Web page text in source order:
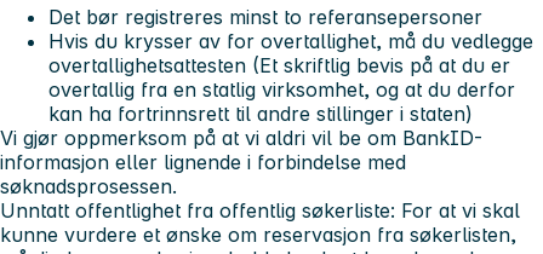
Det bør registreres minst to referansepersoner
Hvis du krysser av for overtallighet, må du vedlegge
overtallighetsattesten (Et skriftlig bevis på at du er
overtallig fra en statlig virksomhet, og at du derfor
kan ha fortrinnsrett til andre stillinger i staten)
Vi gjør oppmerksom på at vi aldri vil be om BankID-
informasjon eller lignende i forbindelse med
søknadsprosessen.
Unntatt offentlighet fra offentlig søkerliste: For at vi skal
kunne vurdere et ønske om reservasjon fra søkerlisten,